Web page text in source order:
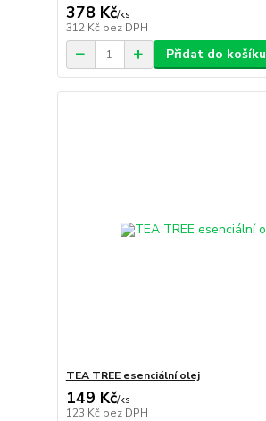
378 Kč/ks
312 Kč bez DPH
Přidat do košíku
TEA TREE esenciální olej
149 Kč/ks
123 Kč bez DPH